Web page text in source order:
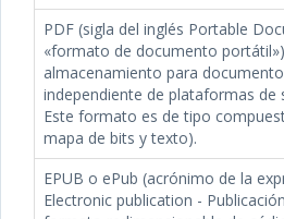
PDF (sigla del inglés Portable
«formato de documento
almacenamiento para
independiente de plataformas de
Este formato es de tipo
mapa de bits y texto).
EPUB o ePub (acrónimo de la
Electronic publication -